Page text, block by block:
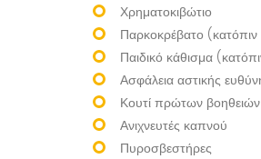
Χρηματοκιβώτιο
Παρκοκρέβατο
Παιδικό κάθισμα
Ασφάλεια αστικής
Κουτί πρώτων βοηθειών
Ανιχνευτές καπνού
Πυροσβεστήρες